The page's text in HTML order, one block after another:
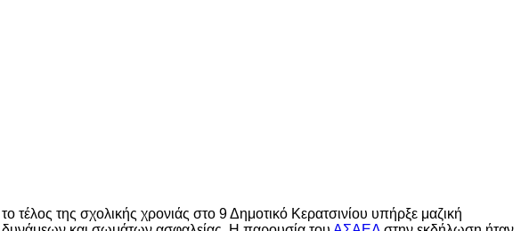
τέλος της σχολικής χρονιάς στο 9 Δημοτικό Κερατσινίου υπήρξε μαζική